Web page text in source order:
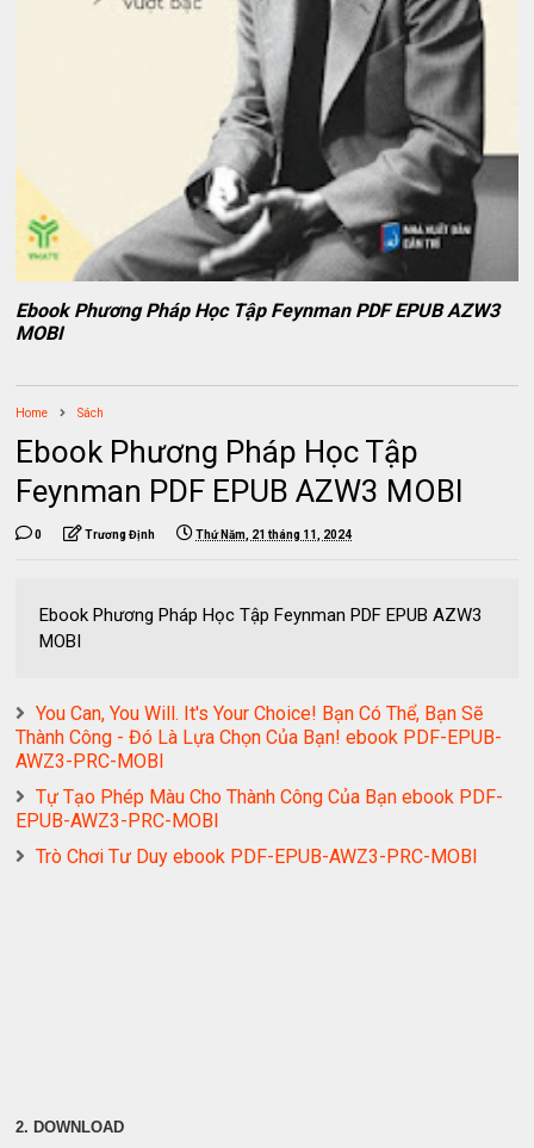
Ebook Phương Pháp Học Tập Feynman PDF EPUB AZW3
MOBI
Home Sách
Ebook Phương Pháp Học Tập
Feynman PDF EPUB AZW3 MOBI
0 Trương Định Thứ Năm, 21 tháng 11, 2024
Ebook Phương Pháp Học Tập Feynman PDF EPUB AZW3
MOBI
You Can, You Will. It's Your Choice! Bạn Có Thể, Bạn Sẽ
Thành Công - Đó Là Lựa Chọn Của Bạn! ebook PDF-EPUB-
AWZ3-PRC-MOBI
Tự Tạo Phép Màu Cho Thành Công Của Bạn ebook PDF-
EPUB-AWZ3-PRC-MOBI
Trò Chơi Tư Duy ebook PDF-EPUB-AWZ3-PRC-MOBI
2. DOWNLOAD